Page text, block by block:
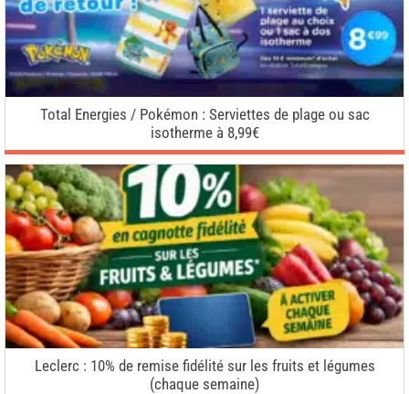
Total Energies / Pokémon : Serviettes de plage ou sac
isotherme à 8,99€
Leclerc : 10% de remise fidélité sur les fruits et légumes
(chaque semaine)